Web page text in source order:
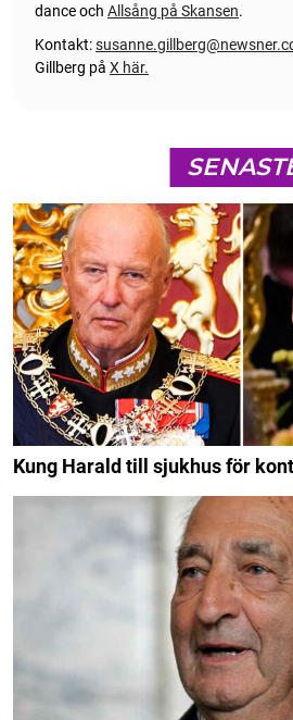
dance och Allsång på Skansen.
Kontakt:
Gillberg på X här.
Kung Harald till sjukhus för